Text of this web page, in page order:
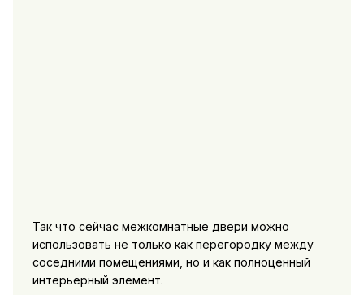
Так что сейчас межкомнатные двери можно
использовать не только как перегородку между
соседними помещениями, но и как полноценный
интерьерный элемент.